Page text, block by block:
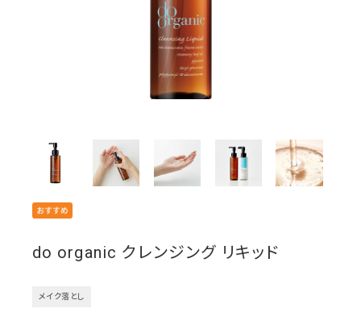
do organic クレンジング リキッド
メイク落とし